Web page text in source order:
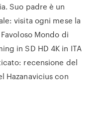
Suo padre è un
visita ogni mese la
Mondo di
in SD HD 4K in ITA
recensione del
Hazanavicius con